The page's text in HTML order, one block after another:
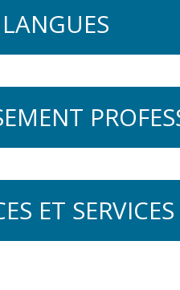
oral
pour
conscience
ET SERVICES